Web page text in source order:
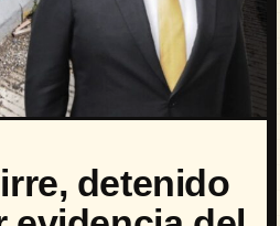
detenido